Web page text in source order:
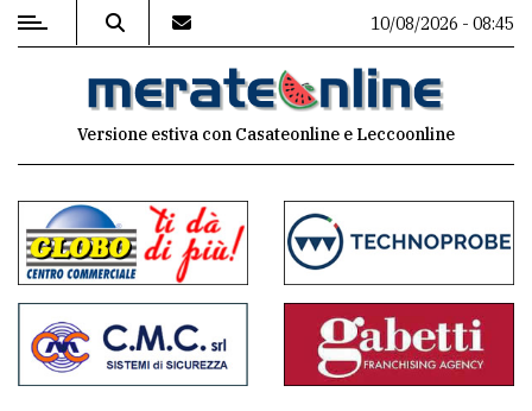
MENU
commenti
Contenuti
del
sito
10/08/2026 - 08:45
Versione estiva con Casateonline e Leccoonline